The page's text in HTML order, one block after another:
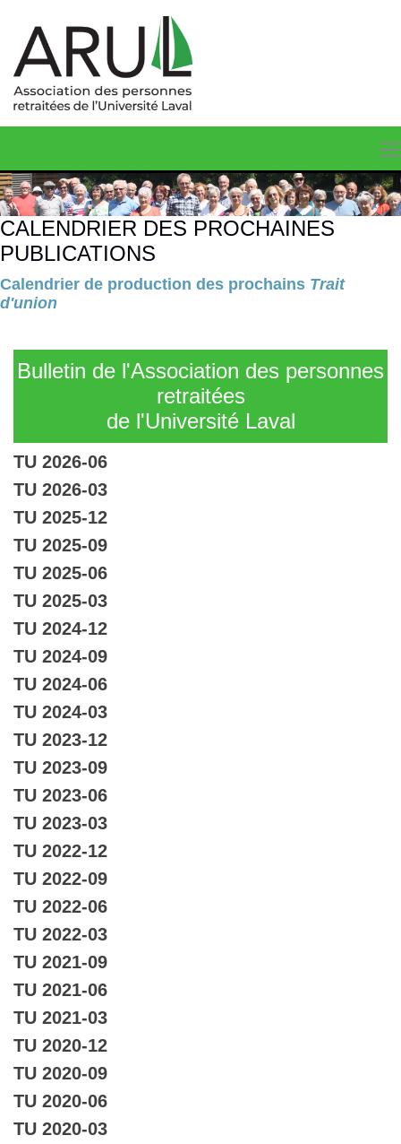
CALENDRIER DES PROCHAINES
PUBLICATIONS
Calendrier de production des prochains Trait
d'union
Bulletin de l'Association des personnes
retraitées
de l'Université Laval
TU 2026-06
TU 2026-03
TU 2025-12
TU 2025-09
TU 2025-06
TU 2025-03
TU 2024-12
TU 2024-09
TU 2024-06
TU 2024-03
TU 2023-12
TU 2023-09
TU 2023-06
TU 2023-03
TU 2022-12
TU 2022-09
TU 2022-06
TU 2022-03
TU 2021-09
TU 2021-06
TU 2021-03
TU 2020-12
TU 2020-09
TU 2020-06
TU 2020-03